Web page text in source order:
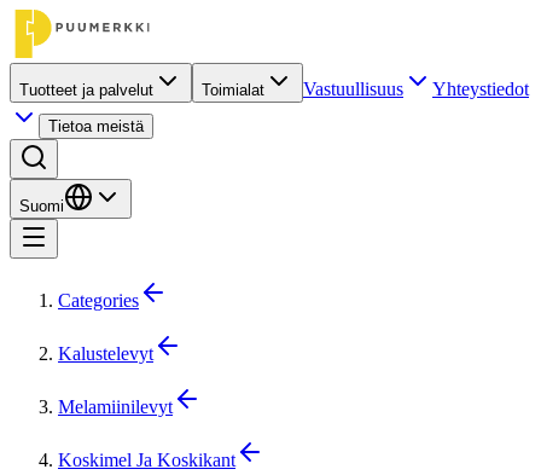
Tuotteet ja palvelut Toimialat Vastuullisuus Yhteystiedot
Tietoa meistä
Suomi
Categories
Kalustelevyt
Melamiinilevyt
Koskimel Ja Koskikant